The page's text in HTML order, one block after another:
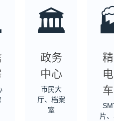
🏛️
政务
中心
市民大
厅、档案
室
片